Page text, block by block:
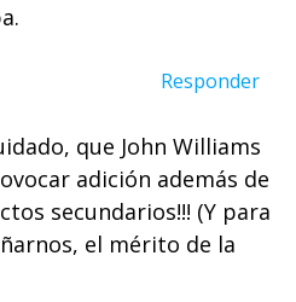
Responder
que John Williams
adición además de
secundarios!!! (Y para
el mérito de la